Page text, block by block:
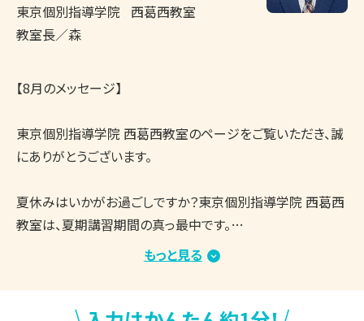
東京個別指導学院
西葛西教室
教室長／森
【8月のメッセージ】
東京個別指導学院 西葛西教室のページをご覧いただき、誠
にありがとうございます。
夏休みはいかがお過ごしですか？東京個別指導学院 西葛西
教室は、夏期講習期間の真っ最中です。
教室内は涼しく、集中して学習できる環境を整えており、生
格・成績アップに向けてがんばっている方が多くいらっしゃる
もっと見る